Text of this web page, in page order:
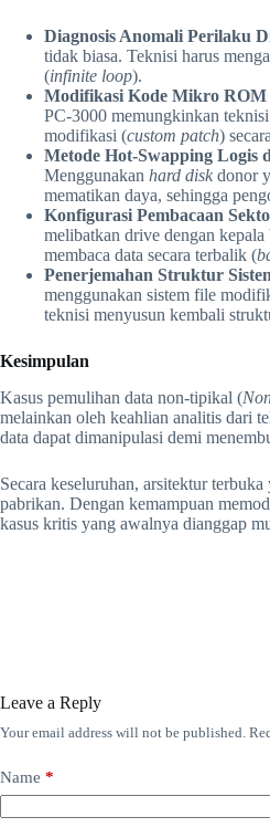
Diagnosis Anomali Perilaku
tidak biasa. Teknisi harus
(infinite loop).
Modifikasi Kode Mikro ROM
PC-3000 memungkinkan
modifikasi (custom patch)
Metode Hot-Swapping Logis
Menggunakan hard disk donor
mematikan daya, sehingga
Konfigurasi Pembacaan
melibatkan drive dengan kepala
membaca data secara terbalik (
Penerjemahan Struktur
menggunakan sistem file
teknisi menyusun kembali
Kesimpulan
Kasus pemulihan data non-tipikal (
melainkan oleh keahlian analitis dari
data dapat dimanipulasi demi
Secara keseluruhan, arsitektur
pabrikan. Dengan kemampuan
kasus kritis yang awalnya dianggap
Leave a Reply
Your email address will not be published.
Name *